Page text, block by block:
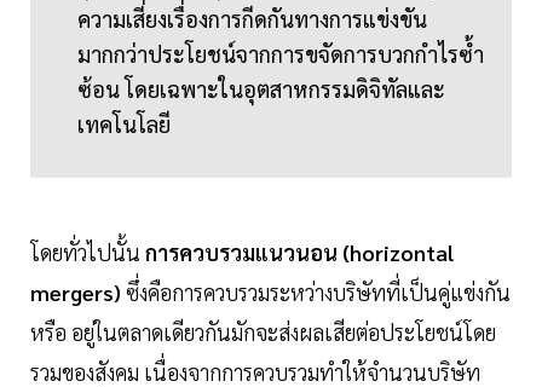
ความเสี่ยงเรื่องการกีดกันทางการแข่งขัน
มากกว่าประโยชน์จากการขจัดการบวกกำไรซ้ำ
ซ้อน โดยเฉพาะในอุตสาหกรรมดิจิทัลและ
เทคโนโลยี
โดยทั่วไปนั้น การควบรวมแนวนอน (horizontal
mergers) ซึ่งคือการควบรวมระหว่างบริษัทที่เป็นคู่แข่งกัน
หรือ อยู่ในตลาดเดียวกันมักจะส่งผลเสียต่อประโยชน์โดย
รวมของสังคม เนื่องจากการควบรวมทำให้จำนวนบริษัท